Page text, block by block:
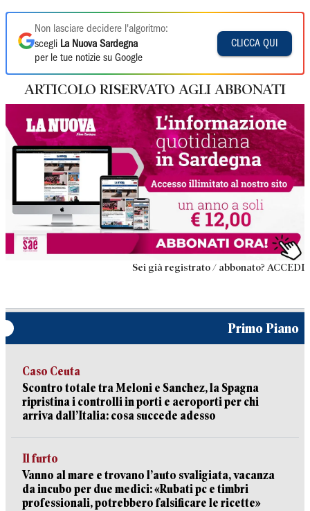
Non lasciare decidere l'algoritmo:
scegli La Nuova Sardegna
per le tue notizie su Google
CLICCA QUI
ARTICOLO RISERVATO AGLI ABBONATI
Sei già registrato / abbonato? ACCEDI
Primo Piano
Caso Ceuta
Scontro totale tra Meloni e Sanchez, la Spagna
ripristina i controlli in porti e aeroporti per chi
arriva dall’Italia: cosa succede adesso
Il furto
Vanno al mare e trovano l’auto svaligiata, vacanza
da incubo per due medici: «Rubati pc e timbri
professionali, potrebbero falsificare le ricette»